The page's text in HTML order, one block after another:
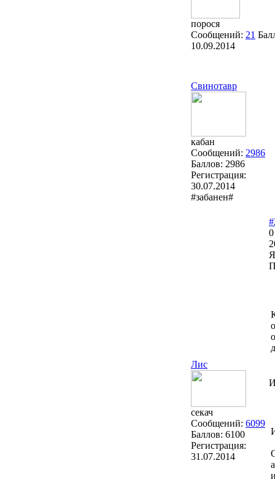
порося
Сообщений: 21
10.09.2014
Свинотавр
кабан
Сообщений: 2986
Баллов: 2986
Регистрация:
30.07.2014
#забанен#
Лис
секач
Сообщений: 6099
Баллов: 6100
Регистрация:
31.07.2014
0